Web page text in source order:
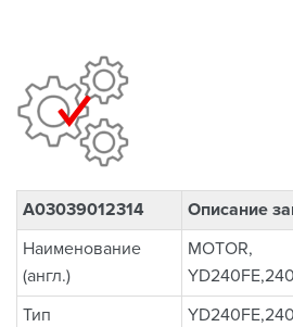
A03039012314
Описание
Наименование
(англ.)
MOTOR,
Тип